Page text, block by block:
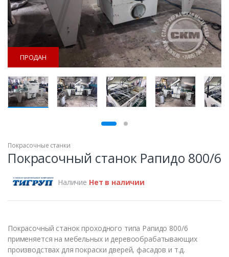
ПРОДАН
ПРОДАН
Покрасочные станки
Покрасочный станок Рапидо 800/6
Наличие Нет в наличии
Покрасочный станок проходного типа Рапидо 800/6
применяется на мебельных и деревообрабатывающих
производствах для покраски дверей, фасадов и т.д.